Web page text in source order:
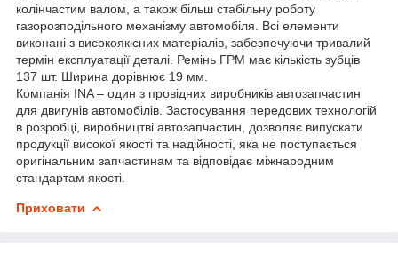
колінчастим валом, а також більш стабільну роботу
газорозподільного механізму автомобіля. Всі елементи
виконані з високоякісних матеріалів, забезпечуючи тривалий
термін експлуатації деталі. Ремінь ГРМ має кількість зубців
137 шт. Ширина дорівнює 19 мм.
Компанія INA – один з провідних виробників автозапчастин
для двигунів автомобілів. Застосування передових технологій
в розробці, виробництві автозапчастин, дозволяє випускати
продукції високої якості та надійності, яка не поступається
оригінальним запчастинам та відповідає міжнародним
стандартам якості.
Приховати